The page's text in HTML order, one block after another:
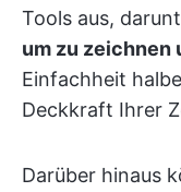
Tools aus,
um zu zeichnen
Einfachheit
Deckkraft Ihrer
Darüber hinaus